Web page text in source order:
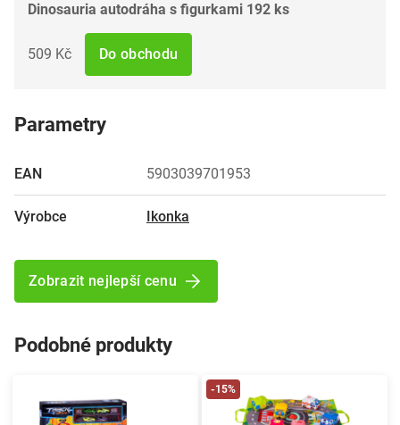
Dinosauria autodráha s figurkami 192 ks
509 Kč Do obchodu
Parametry
EAN 5903039701953
Výrobce Ikonka
Zobrazit nejlepší cenu
Podobné produkty
-15%